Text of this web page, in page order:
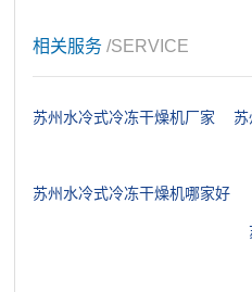
相关服务/SERVICE
苏州水冷式冷冻干燥机厂家 苏
苏州水冷式冷冻干燥机哪家好